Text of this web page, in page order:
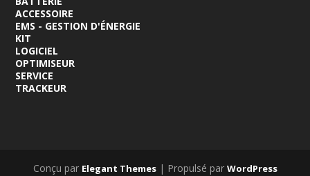
ACCESSOIRE
EMS - GESTION D'ÉNERGIE
KIT
LOGICIEL
OPTIMISEUR
SERVICE
TRACKEUR
Conçu par Elegant Themes| Propulsé par WordPress